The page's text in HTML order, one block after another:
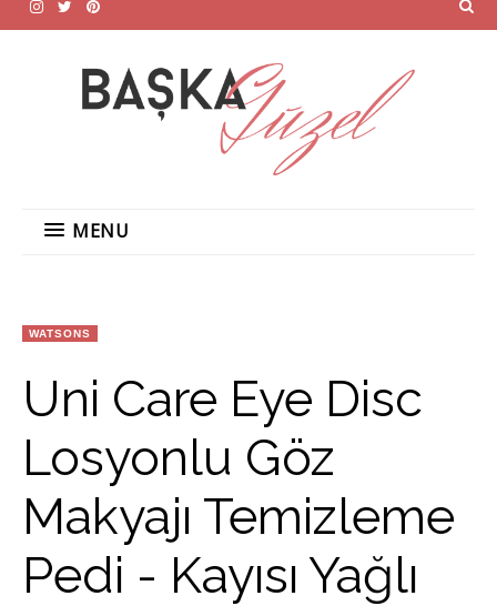
MENU
WATSONS
Uni Care Eye Disc
Losyonlu Göz
Makyajı Temizleme
Pedi - Kayısı Yağlı